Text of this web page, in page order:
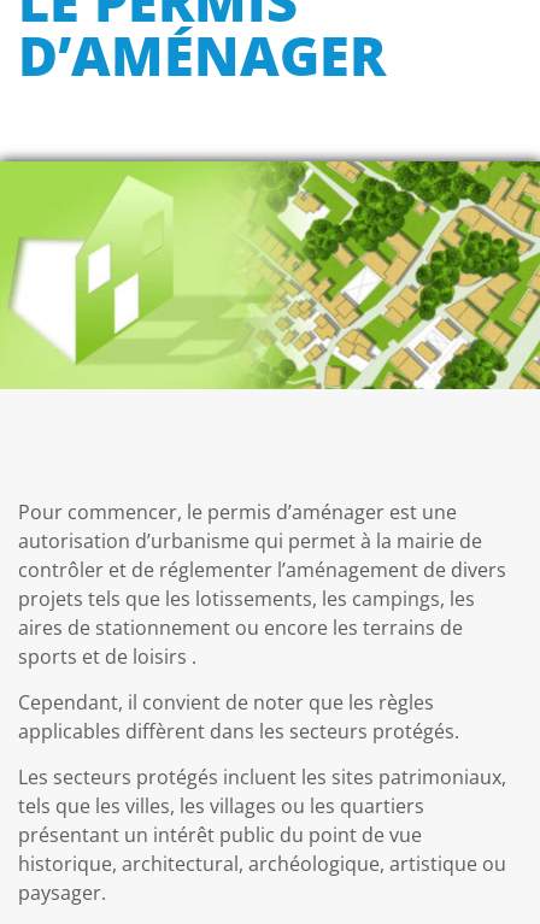
D’AMÉNAGER
Pour commencer, le permis d’aménager est une
autorisation d’urbanisme qui permet à la mairie de
contrôler et de réglementer l’aménagement de divers
projets tels que les lotissements, les campings, les
aires de stationnement ou encore les terrains de
sports et de loisirs .
Cependant, il convient de noter que les règles
applicables diffèrent dans les secteurs protégés.
Les secteurs protégés incluent les sites patrimoniaux,
tels que les villes, les villages ou les quartiers
présentant un intérêt public du point de vue
historique, architectural, archéologique, artistique ou
paysager.